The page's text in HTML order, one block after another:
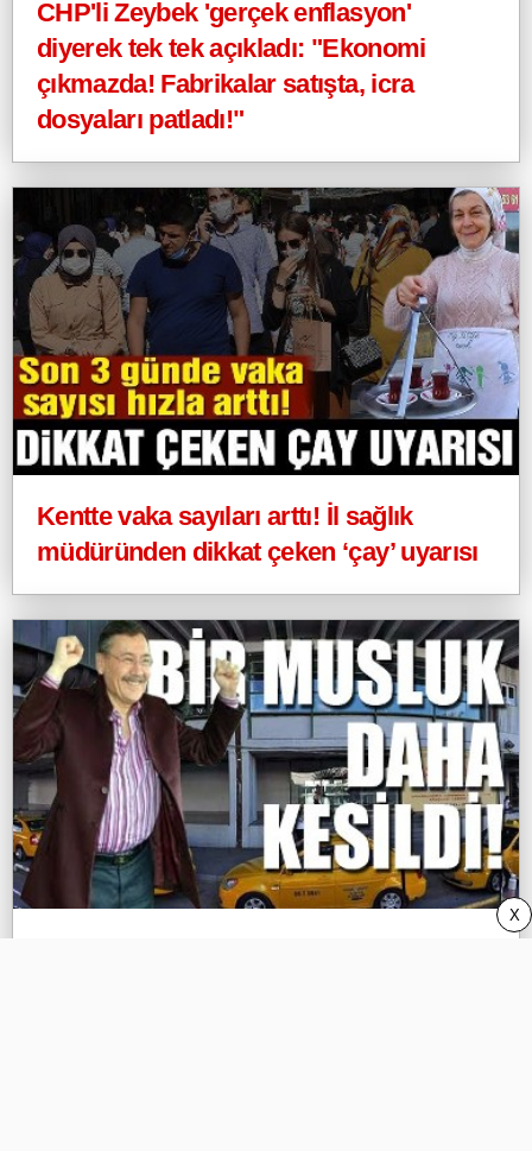
CHP'li Zeybek 'gerçek enflasyon'
diyerek tek tek açıkladı: "Ekonomi
çıkmazda! Fabrikalar satışta, icra
dosyaları patladı!"
Kentte vaka sayıları arttı! İl sağlık
müdüründen dikkat çeken ‘çay’ uyarısı
X